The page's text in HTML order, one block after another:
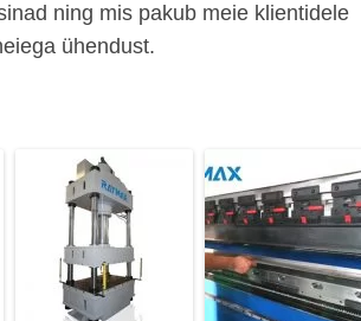
ning mis pakub meie klientidele
ühendust.